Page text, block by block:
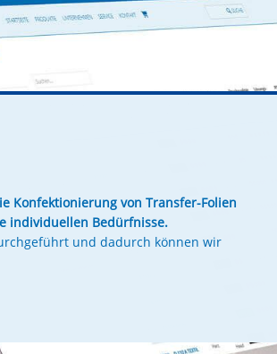
Konfektionierung von Transfer-Folien
individuellen Bedürfnisse.
und dadurch können wir